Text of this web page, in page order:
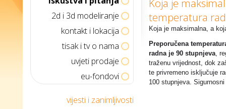
2d i 3d modeliranje
kontakt i lokacija
tisak i tv o nama
uvjeti prodaje
eu-fondovi
vijesti i zanimljivosti
Koja je
temperatura
Koja je maksimalna, a
Preporučena
radna je 90 stupnjeva,
traženu vrijednost, dok
te privremeno isključuje
100 stupnjeva.